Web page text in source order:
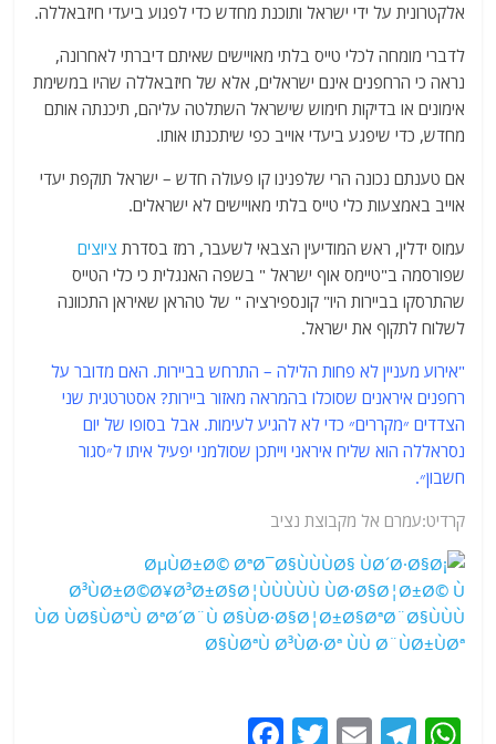
אלקטרונית על ידי ישראל ותוכנת מחדש כדי לפגוע ביעדי חיזבאללה.
לדברי מומחה לכלי טייס בלתי מאויישים שאיתם דיברתי לאחרונה,
נראה כי הרחפנים אינם ישראלים, אלא של חיזבאללה שהיו במשימת
אימונים או בדיקות חימוש שישראל השתלטה עליהם, תיכנתה אותם
מחדש, כדי שיפגע ביעדי אוייב כפי שיתכנתו אותו.
אם טענתם נכונה הרי שלפנינו קו פעולה חדש – ישראל תוקפת יעדי
אוייב באמצעות כלי טייס בלתי מאויישים לא ישראלים.
עמוס ידלין, ראש המודיעין הצבאי לשעבר, רמז בסדרת ציוצים
שפורסמה ב"טיימס אוף ישראל " בשפה האנגלית כי כלי הטייס
שהתרסקו בביירות היו" קונספירציה " של טהראן שאיראן התכוונה
לשלוח לתקוף את ישראל.
"אירוע מעניין לא פחות הלילה – התרחש בביירות. האם מדובר על
רחפנים איראנים שסוכלו בהמראה מאזור ביירות? אסטרטגית שני
הצדדים ״מקררים״ כדי לא להגיע לעימות. אבל בסופו של יום
נסראללה הוא שליח איראני וייתכן שסולמני יפעיל איתו ל״סגור
חשבון״.
קרדיט:עמרם אל מקבוצת נציב